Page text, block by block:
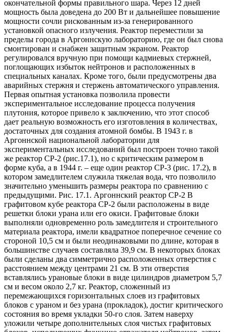
окончательной формы правильного шара. Через 12 дней
мощность была доведена до 200 Вт и дальнейшее повышение
мощности сочли рискованным из-за генерированного
установкой опасного излучения. Реактор переместили за
пределы города в Аргоннскую лабораторию, где он был снова
смонтирован и снабжен защитным экраном. Реактор
регулировался вручную при помощи кадмиевых стержней,
поглощающих избыток нейтронов и расположенных в
специальных каналах. Кроме того, были предусмотрены два
аварийных стержня и стержень автоматического управления.
Первая опытная установка позволила провести
экспериментальное исследование процесса получения
плутония, которое привело к заключению, что этот способ
дает реальную возможность его изготовления в количествах,
достаточных для создания атомной бомбы. В 1943 г. в
Аргоннской национальной лаборатории для
экспериментальных исследований был построен точно такой
же реактор СР-2 (рис.17.1), но с критическим размером в
форме куба, а в 1944 г. – еще один реактор СР-3 (рис. 17.2), в
котором замедлителем служила тяжелая вода, что позволило
значительно уменьшить размеры реактора по сравнению с
предыдущими. Рис. 17.1. Аргоннский реактор СР-2 В
графитовом кубе реактора СР-2 были расположены в виде
решетки блоки урана или его окиси. Графитовые блоки
выполняли одновременно роль замедлителя и строительного
материала реактора, имели квадратное поперечное сечение со
стороной 10,5 см и были неодинаковыми по длине, которая в
большинстве случаев составляла 39,9 см. В некоторых блоках
были сделаны два симметрично расположенных отверстия с
расстоянием между центрами 21 см. В эти отверстия
вставлялись урановые блоки в виде цилиндров диаметром 5,7
см и весом около 2,7 кг. Реактор, сложенный из
перемежающихся горизонтальных слоев из графитовых
блоков с ураном и без урана (прокладок), достиг критического
состояния во время укладки 50-го слоя. Затем наверху
уложили четыре дополнительных слоя чистых графитовых